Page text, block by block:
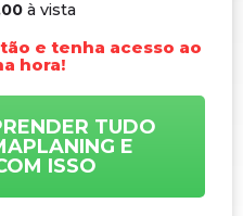
à vista
e tenha acesso ao
hora!
TUDO
E
ISSO